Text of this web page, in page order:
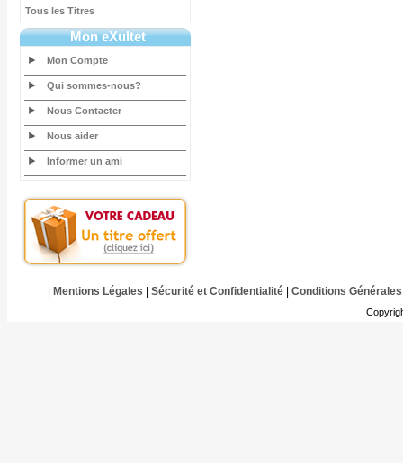
Tous les Titres
Mon eXultet
Mon Compte
Qui sommes-nous?
Nous Contacter
Nous aider
Informer un ami
Mentions Légales Sécurité et Confidentialité| Conditions Générales